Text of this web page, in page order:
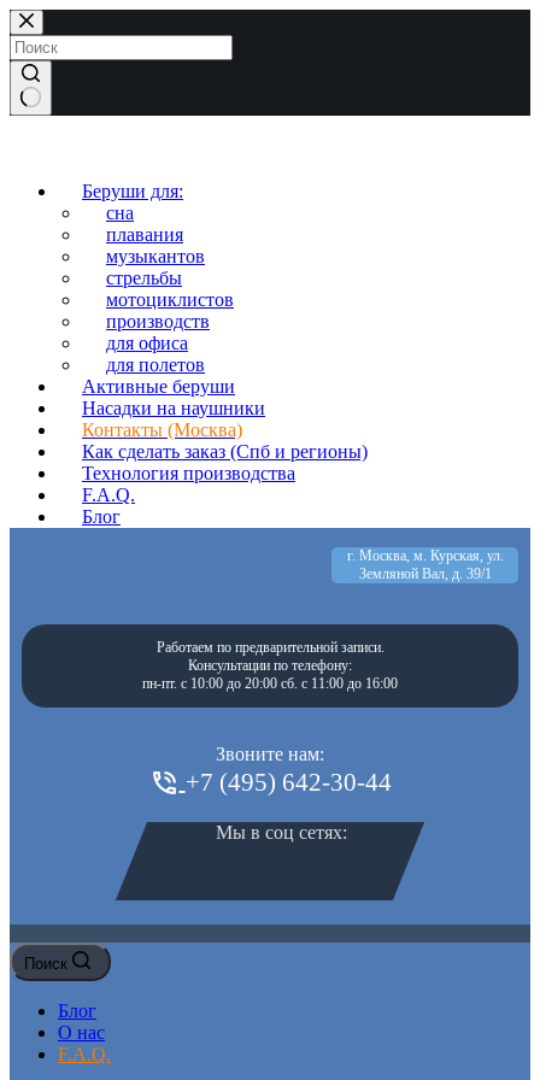
Перейти
к
сути
Беруши для:
сна
плавания
музыкантов
стрельбы
мотоциклистов
производств
для офиса
для полетов
Активные беруши
Насадки на наушники
Контакты (Москва)
Как сделать заказ (Спб и регионы)
Технология производства
F.A.Q.
Блог
г. Москва, м. Курская, ул.
Земляной Вал, д. 39/1
Работаем по предварительной записи.
Консультации по телефону:
пн-пт. с 10:00 до 20:00 сб. с 11:00 до 16:00
Звоните нам:
+7 (495) 642-30-44
Мы в соц сетях:
Поиск
Блог
О нас
F.A.Q.